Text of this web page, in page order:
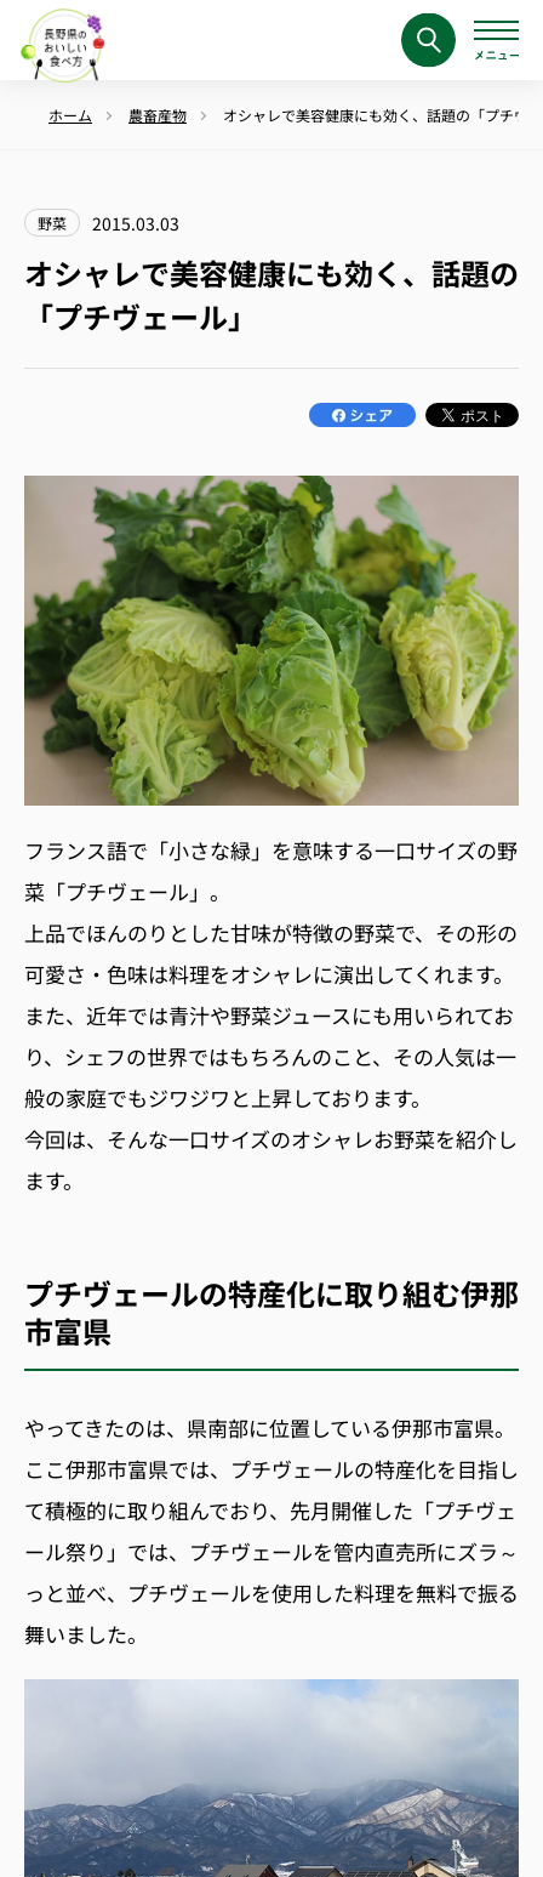
ホーム 農畜産物 オシャレで美容健康にも効く、話題の「プチヴ
野菜 2015.03.03
オシャレで美容健康にも効く、話題の
「プチヴェール」
フランス語で「小さな緑」を意味する一口サイズの野
菜「プチヴェール」。
上品でほんのりとした甘味が特徴の野菜で、その形の
可愛さ・色味は料理をオシャレに演出してくれます。
また、近年では青汁や野菜ジュースにも用いられてお
り、シェフの世界ではもちろんのこと、その人気は一
般の家庭でもジワジワと上昇しております。
今回は、そんな一口サイズのオシャレお野菜を紹介し
ます。
プチヴェールの特産化に取り組む伊那
市富県
やってきたのは、県南部に位置している伊那市富県。
ここ伊那市富県では、プチヴェールの特産化を目指し
て積極的に取り組んでおり、先月開催した「プチヴェ
ール祭り」では、プチヴェールを管内直売所にズラ～
っと並べ、プチヴェールを使用した料理を無料で振る
舞いました。